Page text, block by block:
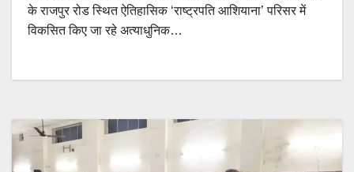
के राजपुर रोड स्थित ऐतिहासिक ‘राष्ट्रपति आशियाना’ परिसर में
विकसित किए जा रहे अत्याधुनिक…